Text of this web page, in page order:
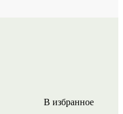
В избранное